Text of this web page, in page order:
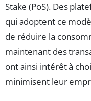
Stake (PoS). Des
qui adoptent ce
de réduire la
maintenant des
ont ainsi intérêt à
minimisent leur